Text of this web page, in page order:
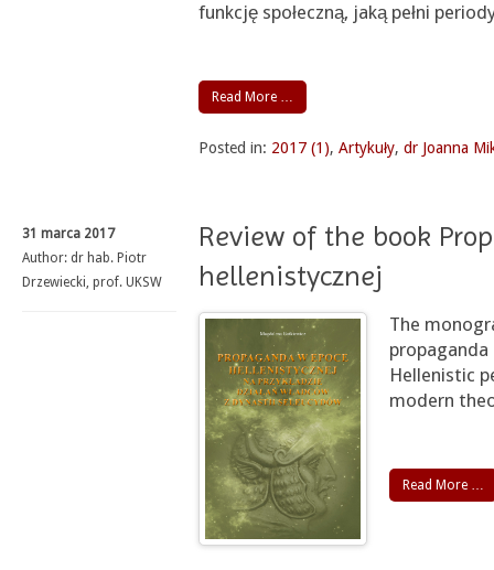
funkcję społeczną, jaką pełni
Read More …
Posted in: 2017 (1), Artykuły, dr Joanna
31 marca 2017
Author: dr hab. Piotr
Drzewiecki, prof. UKSW
Review of the book
hellenistycznej
The
Hellenistic
modern
Read More …